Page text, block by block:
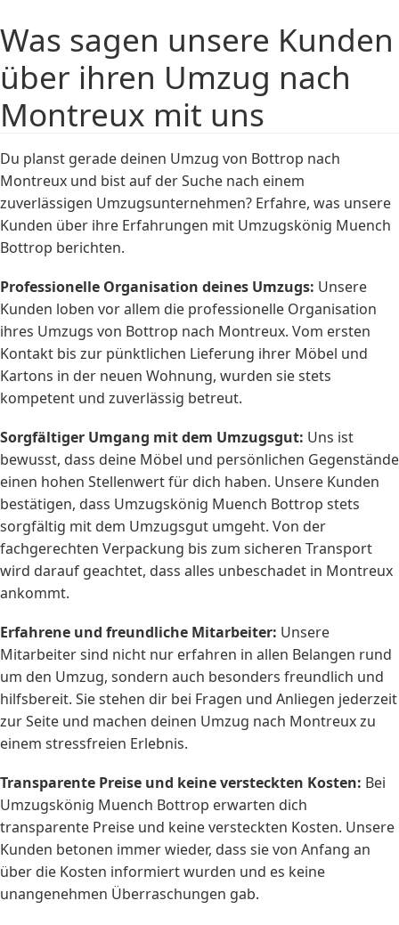
Was sagen unsere Kunden
über ihren Umzug nach
Montreux mit uns
Du planst gerade deinen Umzug von Bottrop nach
Montreux und bist auf der Suche nach einem
zuverlässigen Umzugsunternehmen? Erfahre, was unsere
Kunden über ihre Erfahrungen mit Umzugskönig Muench
Bottrop berichten.
Professionelle Organisation deines Umzugs: Unsere
Kunden loben vor allem die professionelle Organisation
ihres Umzugs von Bottrop nach Montreux. Vom ersten
Kontakt bis zur pünktlichen Lieferung ihrer Möbel und
Kartons in der neuen Wohnung, wurden sie stets
kompetent und zuverlässig betreut.
Sorgfältiger Umgang mit dem Umzugsgut: Uns ist
bewusst, dass deine Möbel und persönlichen Gegenstände
einen hohen Stellenwert für dich haben. Unsere Kunden
bestätigen, dass Umzugskönig Muench Bottrop stets
sorgfältig mit dem Umzugsgut umgeht. Von der
fachgerechten Verpackung bis zum sicheren Transport
wird darauf geachtet, dass alles unbeschadet in Montreux
ankommt.
Erfahrene und freundliche Mitarbeiter: Unsere
Mitarbeiter sind nicht nur erfahren in allen Belangen rund
um den Umzug, sondern auch besonders freundlich und
hilfsbereit. Sie stehen dir bei Fragen und Anliegen jederzeit
zur Seite und machen deinen Umzug nach Montreux zu
einem stressfreien Erlebnis.
Transparente Preise und keine versteckten Kosten: Bei
Umzugskönig Muench Bottrop erwarten dich
transparente Preise und keine versteckten Kosten. Unsere
Kunden betonen immer wieder, dass sie von Anfang an
über die Kosten informiert wurden und es keine
unangenehmen Überraschungen gab.